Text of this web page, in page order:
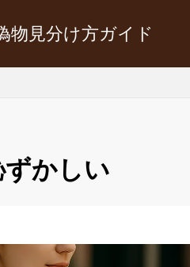
物見分け方ガイド
かしい